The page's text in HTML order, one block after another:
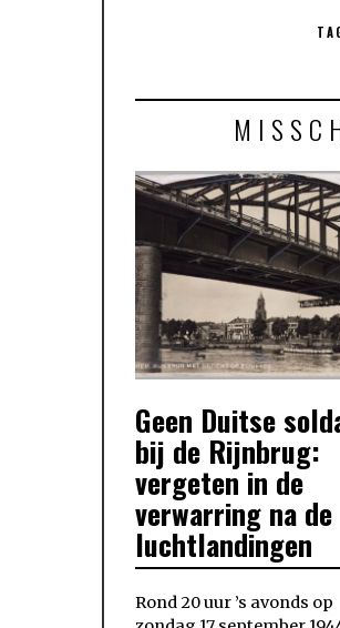
POSTED
ON
Geen Duitse
bij de Rijnbrug:
vergeten in de
verwarring na de
luchtlandingen
Rond 20 uur ’s avonds op